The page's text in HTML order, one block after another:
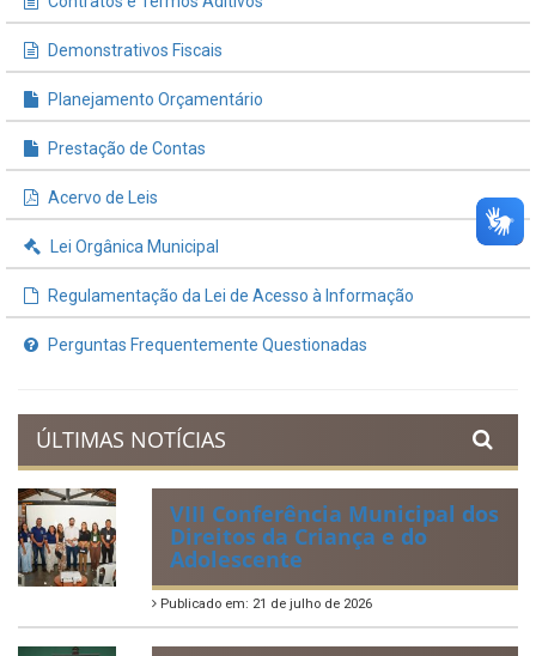
Demonstrativos Fiscais
Planejamento Orçamentário
Prestação de Contas
Acervo de Leis
Lei Orgânica Municipal
Regulamentação da Lei de Acesso à Informação
Perguntas Frequentemente Questionadas
ÚLTIMAS NOTÍCIAS
VIII Conferência Municipal dos
Direitos da Criança e do
Adolescente
Publicado em: 21 de julho de 2026